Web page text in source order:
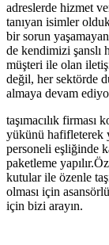
adreslerde hizmet
tanıyan isimler
bir sorun
de kendimizi şanslı
müşteri ile olan
değil, her sektörde
almaya devam
taşımacılık firması
yükünü hafifleterek
personeli eşliğinde
paketleme
kutular ile özenle
olması için
için bizi arayın.